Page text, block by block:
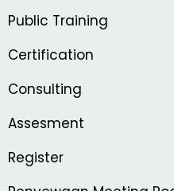
Public Training
Certification
Consulting
Assesment
Register